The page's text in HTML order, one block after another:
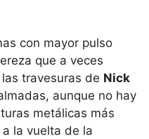
con mayor pulso
que a veces
travesuras de Nick
aunque no hay
metálicas más
la vuelta de la